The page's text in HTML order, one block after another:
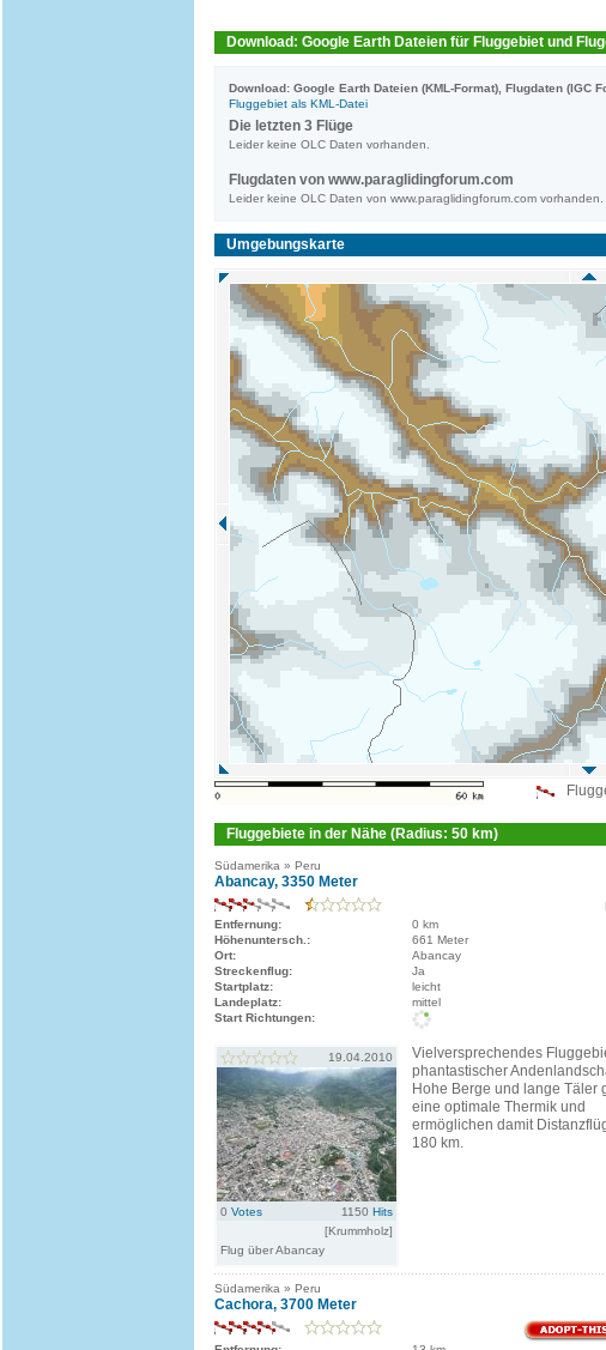
Download: Google Earth Dateien für Fluggebiet und
Download: Google Earth Dateien (KML-Format), Flugdaten (IGC
Fluggebiet als KML-Datei
Die letzten 3 Flüge
Leider keine OLC Daten vorhanden.
Flugdaten von www.paraglidingforum.com
Leider keine OLC Daten von www.paraglidingforum.com vorhanden.
Umgebungskarte
Fluggebiete in der Nähe (Radius: 50 km)
Südamerika » Peru
Abancay, 3350 Meter
Entfernung:
0 km
Höhenuntersch.:
661 Meter
Ort:
Abancay
Streckenflug:
Ja
Startplatz:
leicht
Landeplatz:
mittel
Start Richtungen:
19.04.2010
0 Votes 1150 Hits
[Krummholz]
Flug über Abancay
Vielversprechendes
phantastischer
Hohe Berge und lange Täler
eine optimale Thermik und
ermöglichen damit
180 km.
Südamerika » Peru
Cachora, 3700 Meter